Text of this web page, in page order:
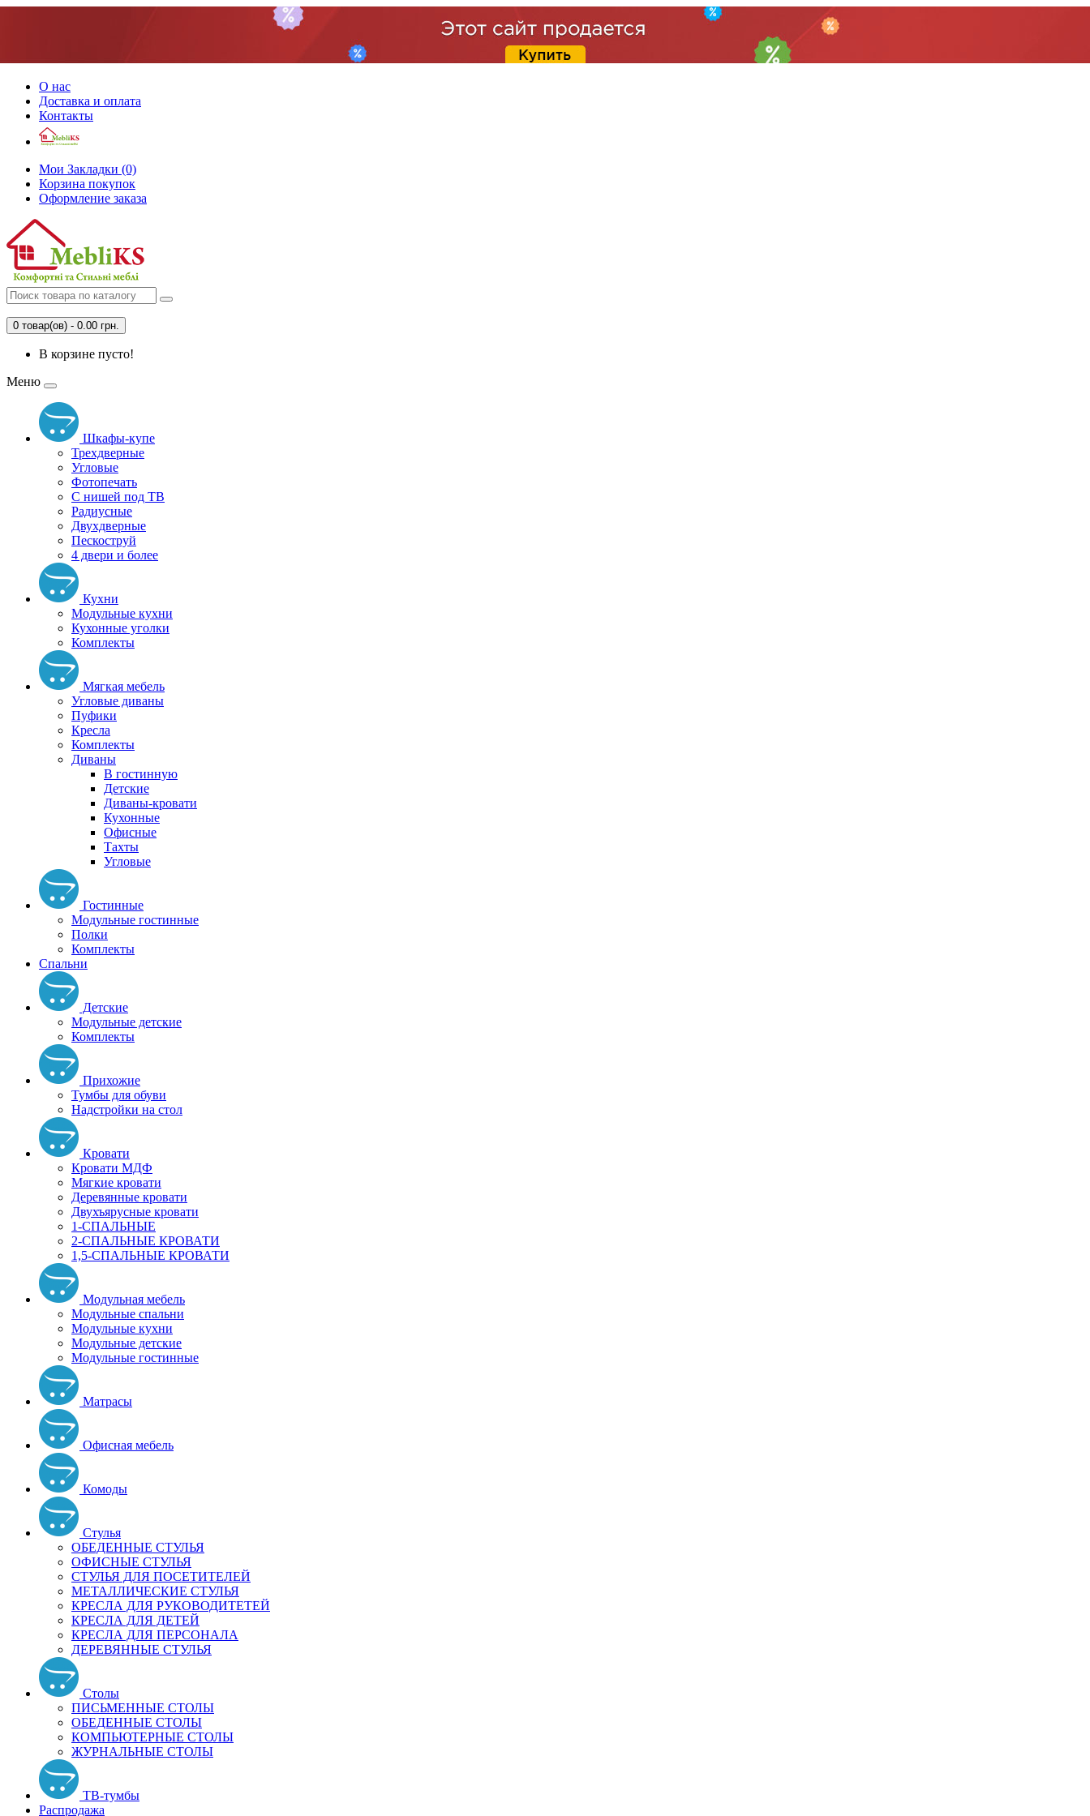
О нас
Доставка и оплата
Контакты
Мои Закладки (0)
Корзина покупок
Оформление заказа
0 товар(ов) - 0.00 грн.
В корзине пусто!
Меню
Шкафы-купе
Трехдверные
Угловые
Фотопечать
С нишей под ТВ
Радиусные
Двухдверные
Пескоструй
4 двери и более
Кухни
Модульные кухни
Кухонные уголки
Комплекты
Мягкая мебель
Угловые диваны
Пуфики
Кресла
Комплекты
Диваны
В гостинную
Детские
Диваны-кровати
Кухонные
Офисные
Тахты
Угловые
Гостинные
Модульные гостинные
Полки
Комплекты
Спальни
Детские
Модульные детские
Комплекты
Прихожие
Тумбы для обуви
Надстройки на стол
Кровати
Кровати МДФ
Мягкие кровати
Деревянные кровати
Двухъярусные кровати
1-СПАЛЬНЫЕ
2-СПАЛЬНЫЕ КРОВАТИ
1,5-СПАЛЬНЫЕ КРОВАТИ
Модульная мебель
Модульные спальни
Модульные кухни
Модульные детские
Модульные гостинные
Матрасы
Офисная мебель
Комоды
Стулья
ОБЕДЕННЫЕ СТУЛЬЯ
ОФИСНЫЕ СТУЛЬЯ
СТУЛЬЯ ДЛЯ ПОСЕТИТЕЛЕЙ
МЕТАЛЛИЧЕСКИЕ СТУЛЬЯ
КРЕСЛА ДЛЯ РУКОВОДИТЕТЕЙ
КРЕСЛА ДЛЯ ДЕТЕЙ
КРЕСЛА ДЛЯ ПЕРСОНАЛА
ДЕРЕВЯННЫЕ СТУЛЬЯ
Столы
ПИСЬМЕННЫЕ СТОЛЫ
ОБЕДЕННЫЕ СТОЛЫ
КОМПЬЮТЕРНЫЕ СТОЛЫ
ЖУРНАЛЬНЫЕ СТОЛЫ
ТВ-тумбы
Распродажа